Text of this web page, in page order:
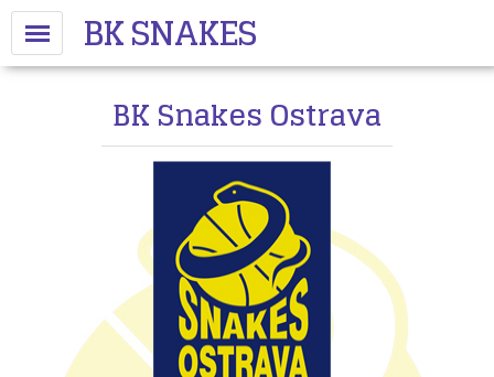
BK SNAKES
BK Snakes Ostrava